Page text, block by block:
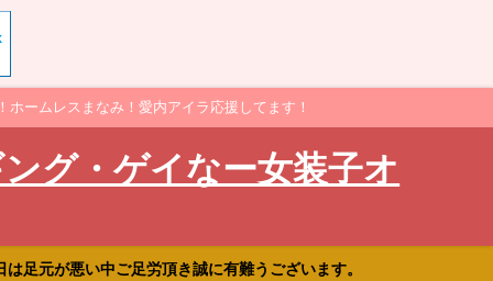
ームレスまなみ！愛内アイラ応援してます！
グ・ゲイなー女装子オ
足元が悪い中ご足労頂き誠に有難うございます。